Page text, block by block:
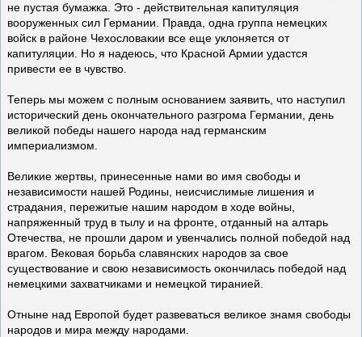
не пустая бумажка. Это - действительная капитуляция
вооруженных сил Германии. Правда, одна группа немецких
войск в районе Чехословакии все еще уклоняется от
капитуляции. Но я надеюсь, что Красной Армии удастся
привести ее в чувство.
Теперь мы можем с полным основанием заявить, что наступил
исторический день окончательного разгрома Германии, день
великой победы нашего народа над германским
империализмом.
Великие жертвы, принесенные нами во имя свободы и
независимости нашей Родины, неисчислимые лишения и
страдания, пережитые нашим народом в ходе войны,
напряженный труд в тылу и на фронте, отданный на алтарь
Отечества, не прошли даром и увенчались полной победой над
врагом. Вековая борьба славянских народов за свое
существование и свою независимость окончилась победой над
немецкими захватчиками и немецкой тиранией.
Отныне над Европой будет развеваться великое знамя свободы
народов и мира между народами.